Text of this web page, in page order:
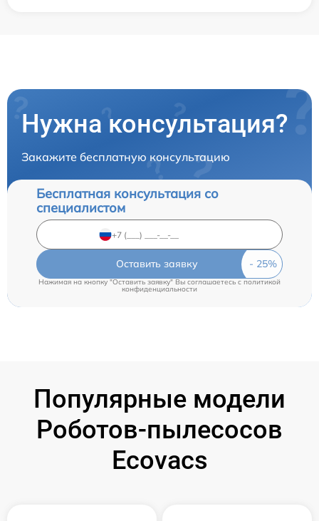
Нужна консультация?
Закажите бесплатную консультацию
Бесплатная консультация со
специалистом
Оставить заявку
Нажимая на кнопку "Оставить заявку" Вы соглашаетесь c политикой
конфиденциальности
Популярные модели
Роботов-пылесосов
Ecovacs